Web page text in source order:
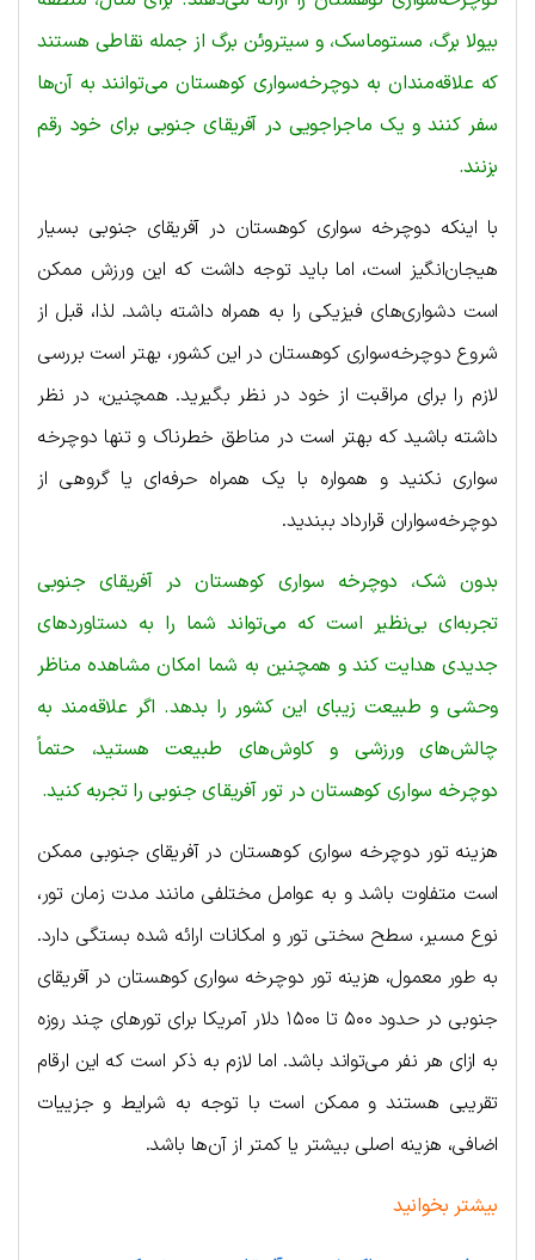
بیولا برگ، مستوماسک، و سیتروئن برگ از جمله نقاطی هستند
که علاقه‌مندان به دوچرخه‌سواری کوهستان می‌توانند به آن‌ها
سفر کنند و یک ماجراجویی در آفریقای جنوبی برای خود رقم
بزنند.
با اینکه دوچرخه سواری کوهستان در آفریقای جنوبی بسیار
هیجان‌انگیز است، اما باید توجه داشت که این ورزش ممکن
است دشواری‌های فیزیکی را به همراه داشته باشد. لذا، قبل از
شروع دوچرخه‌سواری کوهستان در این کشور، بهتر است بررسی
لازم را برای مراقبت از خود در نظر بگیرید. همچنین، در نظر
داشته باشید که بهتر است در مناطق خطرناک و تنها دوچرخه
سواری نکنید و همواره با یک همراه حرفه‌ای یا گروهی از
دوچرخه‌سواران قرارداد ببندید.
بدون شک، دوچرخه سواری کوهستان در آفریقای جنوبی
تجربه‌ای بی‌نظیر است که می‌تواند شما را به دستاوردهای
جدیدی هدایت کند و همچنین به شما امکان مشاهده مناظر
وحشی و طبیعت زیبای این کشور را بدهد. اگر علاقه‌مند به
چالش‌های ورزشی و کاوش‌های طبیعت هستید، حتماً
دوچرخه سواری کوهستان در تور آفریقای جنوبی را تجربه کنید.
هزینه تور دوچرخه سواری کوهستان در آفریقای جنوبی ممکن
است متفاوت باشد و به عوامل مختلفی مانند مدت زمان تور،
نوع مسیر، سطح سختی تور و امکانات ارائه شده بستگی دارد.
به طور معمول، هزینه تور دوچرخه سواری کوهستان در آفریقای
جنوبی در حدود ۵۰۰ تا ۱۵۰۰ دلار آمریکا برای تورهای چند روزه
به ازای هر نفر می‌تواند باشد. اما لازم به ذکر است که این ارقام
تقریبی هستند و ممکن است با توجه به شرایط و جزییات
اضافی، هزینه اصلی بیشتر یا کمتر از آن‌ها باشد.
بیشتر بخوانید